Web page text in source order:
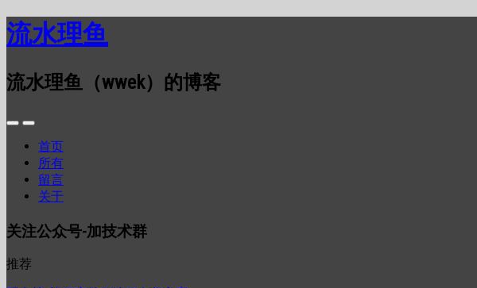
流水理鱼
流水理鱼（wwek）的博客
首页
所有
留言
关于
关注公众号-加技术群
推荐